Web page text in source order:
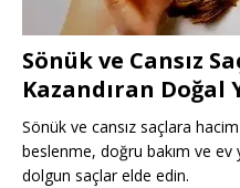
Sönük ve Cansız
Kazandıran Doğal
Sönük ve cansız saçlara
beslenme, doğru bakım ve ev
dolgun saçlar elde edin.